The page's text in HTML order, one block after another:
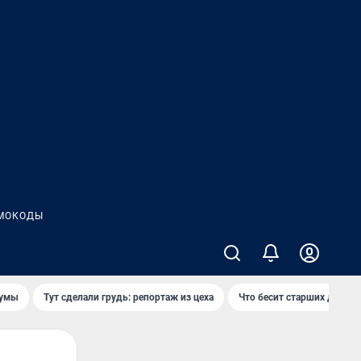
Тут сделали грудь: репортаж из цеха Что бесит старших детей